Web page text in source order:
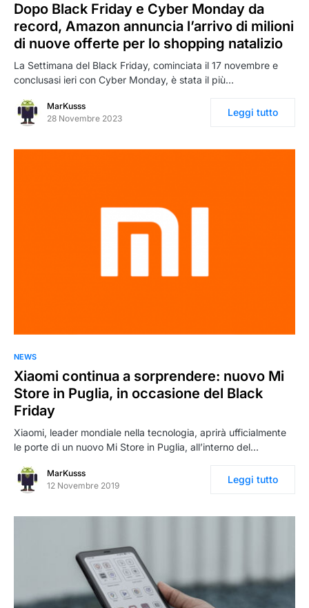
Dopo Black Friday e Cyber Monday da
record, Amazon annuncia l’arrivo di milioni
di nuove offerte per lo shopping natalizio
La Settimana del Black Friday, cominciata il 17 novembre e
conclusasi ieri con Cyber Monday, è stata il più…
MarKusss
28 Novembre 2023
Leggi tutto
NEWS
Xiaomi continua a sorprendere: nuovo Mi
Store in Puglia, in occasione del Black
Friday
Xiaomi, leader mondiale nella tecnologia, aprirà ufficialmente
le porte di un nuovo Mi Store in Puglia, all’interno del…
MarKusss
12 Novembre 2019
Leggi tutto